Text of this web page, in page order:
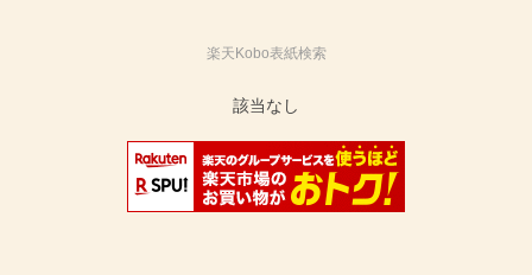
楽天Kobo表紙検索